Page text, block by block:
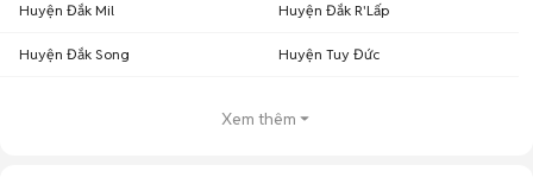
Huyện Đắk Mil Huyện Đắk R'Lấp
Huyện Đắk Song Huyện Tuy Đức
Xem thêm